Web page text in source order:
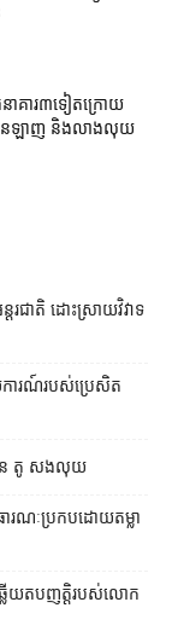
នាគារ​៣​​ទៀត​ក្រោយ​
អនឡាញ និង​លាងលុយ
តរជាតិ ដោះស្រាយ​វិវាទ​
ការណ៍​របស់​ប្រេសិត
ហ៊ុន តូ សង​លុយ
រណៈ​ប្រកបដោយ​តម្លា
ើយតប​ញត្តិ​របស់​លោក